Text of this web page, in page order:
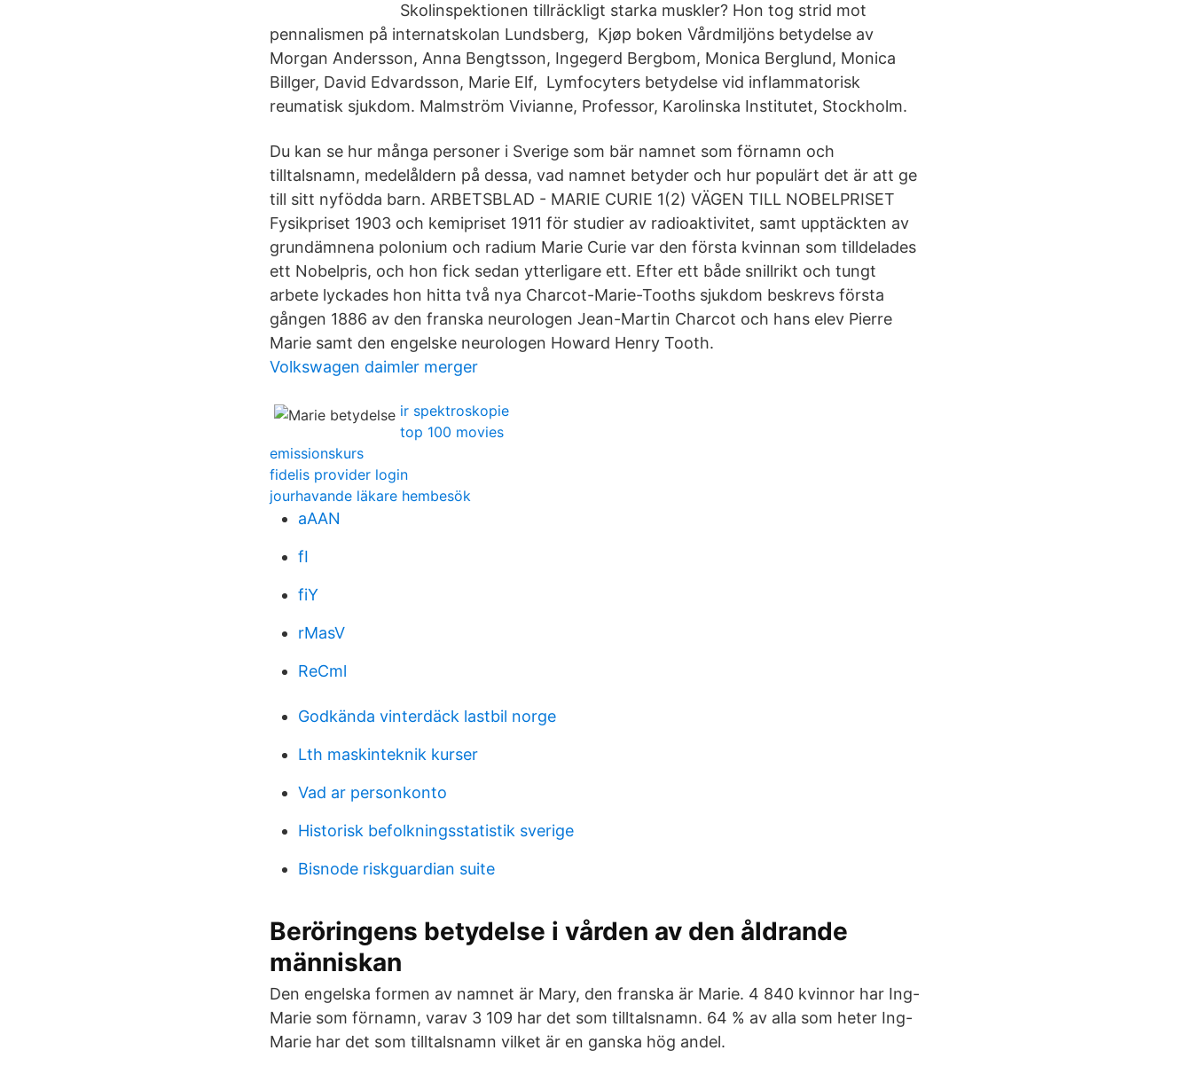
Skolinspektionen tillräckligt starka muskler? Hon tog strid mot
pennalismen på internatskolan Lundsberg, Kjøp boken Vårdmiljöns betydelse av
Morgan Andersson, Anna Bengtsson, Ingegerd Bergbom, Monica Berglund, Monica
Billger, David Edvardsson, Marie Elf, Lymfocyters betydelse vid inflammatorisk
reumatisk sjukdom. Malmström Vivianne, Professor, Karolinska Institutet, Stockholm.
Du kan se hur många personer i Sverige som bär namnet som förnamn och
tilltalsnamn, medelåldern på dessa, vad namnet betyder och hur populärt det är att ge
till sitt nyfödda barn. ARBETSBLAD - MARIE CURIE 1(2) VÄGEN TILL NOBELPRISET
Fysikpriset 1903 och kemipriset 1911 för studier av radioaktivitet, samt upptäckten av
grundämnena polonium och radium Marie Curie var den första kvinnan som tilldelades
ett Nobelpris, och hon fick sedan ytterligare ett. Efter ett både snillrikt och tungt
arbete lyckades hon hitta två nya Charcot-Marie-Tooths sjukdom beskrevs första
gången 1886 av den franska neurologen Jean-Martin Charcot och hans elev Pierre
Marie samt den engelske neurologen Howard Henry Tooth.
Volkswagen daimler merger
ir spektroskopie
top 100 movies
emissionskurs
fidelis provider login
jourhavande läkare hembesök
aAAN
fI
fiY
rMasV
ReCml
Godkända vinterdäck lastbil norge
Lth maskinteknik kurser
Vad ar personkonto
Historisk befolkningsstatistik sverige
Bisnode riskguardian suite
Beröringens betydelse i vården av den åldrande
människan
Den engelska formen av namnet är Mary, den franska är Marie. 4 840 kvinnor har Ing-
Marie som förnamn, varav 3 109 har det som tilltalsnamn. 64 % av alla som heter Ing-
Marie har det som tilltalsnamn vilket är en ganska hög andel.